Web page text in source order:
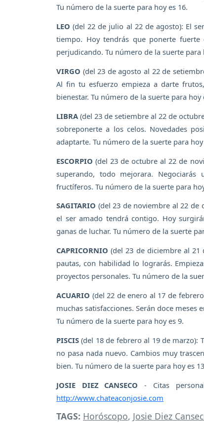
Tu número de la suerte para hoy es 16.
LEO (del 22 de julio al 22 de agosto): El
tiempo. Hoy tendrás que ponerte
perjudicando. Tu número de la suerte para
VIRGO (del 23 de agosto al 22 de
Al fin tu esfuerzo empieza a darte
bienestar. Tu número de la suerte para hoy
LIBRA (del 23 de setiembre al 22 de
sobreponerte a los celos. Novedades
adaptarte. Tu número de la suerte para hoy
ESCORPIO (del 23 de octubre al 22 de
superando, todo mejorara.
fructíferos. Tu número de la suerte para
SAGITARIO (del 23 de noviembre al 22 de
el ser amado tendrá contigo. Hoy
ganas de luchar. Tu número de la suerte
CAPRICORNIO (del 23 de diciembre al
pautas, con habilidad lo lograrás.
proyectos personales. Tu número de la
ACUARIO (del 22 de enero al 17 de
muchas satisfacciones. Serán doce
Tu número de la suerte para hoy es 9.
PISCIS (del 18 de febrero al 19 de marzo):
no pasa nada nuevo. Cambios muy
bien. Tu número de la suerte para hoy es
JOSIE DIEZ CANSECO - Citas
http://www.chateaconjosie.com
TAGS: Horóscopo, Josie Diez